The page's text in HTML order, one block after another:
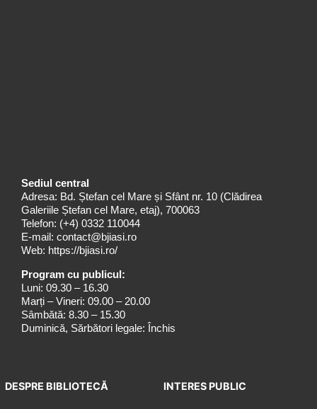
Sediul central
Adresa: Bd. Ștefan cel Mare și Sfânt nr. 10 (Clădirea
Galeriile Ștefan cel Mare, etaj), 700063
Telefon: (+4) 0332 110044
E-mail: contact@bjiasi.ro
Web: https://bjiasi.ro/
Program cu publicul:
Luni: 09.30 – 16.30
Marți – Vineri: 09.00 – 20.00
Sâmbătă: 8.30 – 15.30
Duminică, Sărbători legale: Închis
DESPRE BIBLIOTECĂ INTERES PUBLIC